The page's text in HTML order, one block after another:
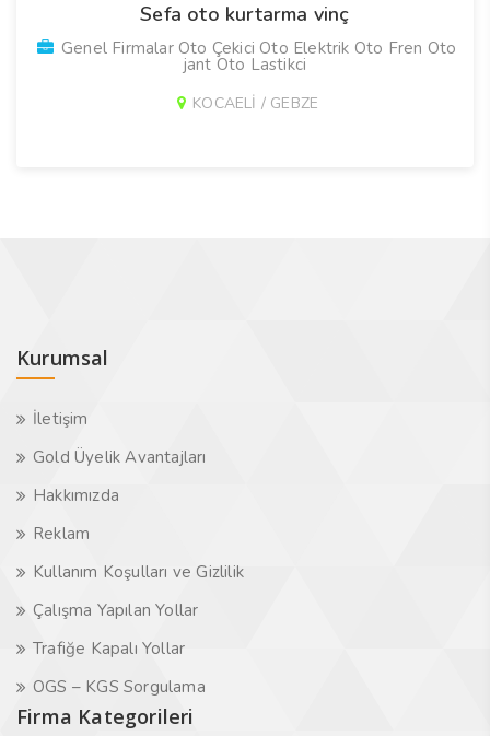
Sefa oto kurtarma vinç
Genel Firmalar Oto Çekici Oto Elektrik Oto Fren Oto
jant Oto Lastikci
KOCAELİ / GEBZE
Kurumsal
İletişim
Gold Üyelik Avantajları
Hakkımızda
Reklam
Kullanım Koşulları ve Gizlilik
Çalışma Yapılan Yollar
Trafiğe Kapalı Yollar
OGS – KGS Sorgulama
Firma Kategorileri